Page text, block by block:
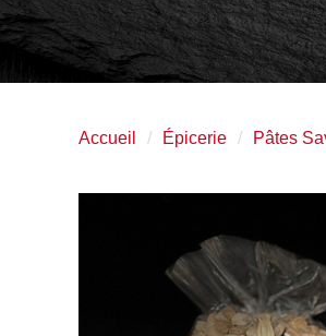
Accueil Épicerie Pâtes